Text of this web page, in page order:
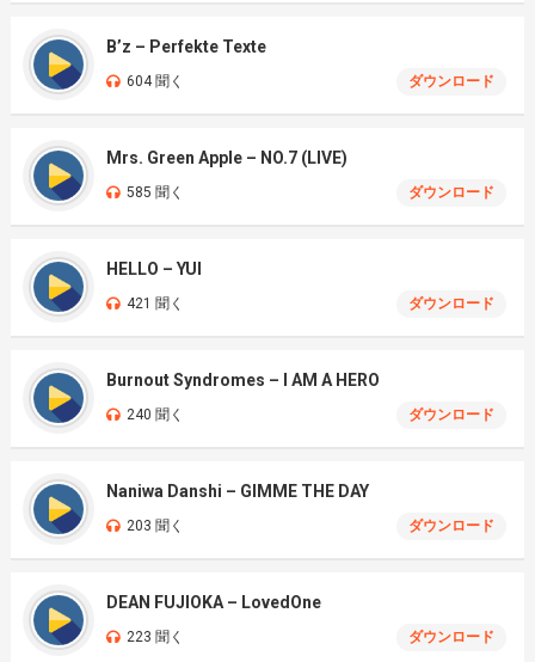
B’z – Perfekte Texte
604 聞く ダウンロード
Mrs. Green Apple – NO.7 (LIVE)
585 聞く ダウンロード
HELLO – YUI
421 聞く ダウンロード
Burnout Syndromes – I AM A HERO
240 聞く ダウンロード
Naniwa Danshi – GIMME THE DAY
203 聞く ダウンロード
DEAN FUJIOKA – LovedOne
223 聞く ダウンロード